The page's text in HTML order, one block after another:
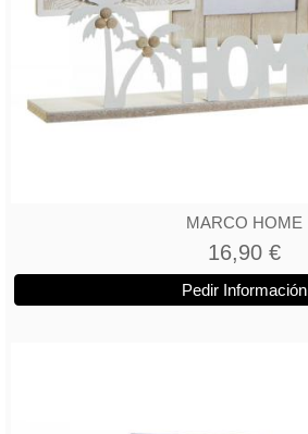
MARCO HOME
16,90 €
Pedir Información